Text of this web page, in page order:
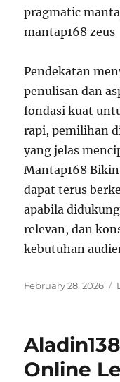
pragmatic
mantap168 zeus
Pendekatan
penulisan dan
fondasi kuat
rapi, pemilihan
yang jelas
Mantap168
dapat terus
apabila
relevan, dan
kebutuhan
Posted
February 28, 2026
Online